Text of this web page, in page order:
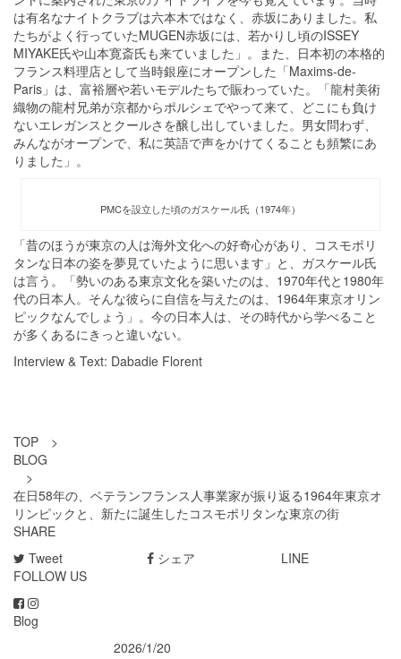
は有名なナイトクラブは六本木ではなく、赤坂にありました。私
たちがよく行っていたMUGEN赤坂には、若かりし頃のISSEY
MIYAKE氏や山本寛斎氏も来ていました」。また、日本初の本格的
フランス料理店として当時銀座にオープンした「Maxims-de-
Paris」は、富裕層や若いモデルたちで賑わっていた。「龍村美術
織物の龍村兄弟が京都からポルシェでやって来て、どこにも負け
ないエレガンスとクールさを醸し出していました。男女問わず、
みんながオープンで、私に英語で声をかけてくることも頻繁にあ
りました」。
PMCを設立した頃のガスケール氏（1974年）
「昔のほうが東京の人は海外文化への好奇心があり、コスモポリ
タンな日本の姿を夢見ていたように思います」と、ガスケール氏
は言う。「勢いのある東京文化を築いたのは、1970年代と1980年
代の日本人。そんな彼らに自信を与えたのは、1964年東京オリン
ピックなんでしょう」。今の日本人は、その時代から学べること
が多くあるにきっと違いない。
Interview & Text: Dabadie Florent
TOP >
BLOG
>
在日58年の、ベテランフランス人事業家が振り返る1964年東京オ
リンピックと、新たに誕生したコスモポリタンな東京の街
SHARE
Tweet
シェア
LINE
FOLLOW US
Blog
2026/1/20